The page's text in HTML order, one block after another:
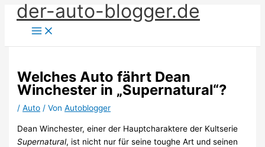
Zum
Inhalt
springen
der-auto-blogger.de
Welches Auto fährt Dean
Winchester in „Supernatural“?
/Auto / VonAutoblogger
Dean Winchester, einer der Hauptcharaktere der Kultserie
Supernatural, ist nicht nur für seine toughe Art und seinen